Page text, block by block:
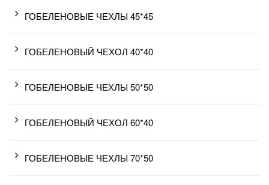
ГОБЕЛЕНОВЫЕ ЧЕХЛЫ 45*45
ГОБЕЛЕНОВЫЙ ЧЕХОЛ 40*40
ГОБЕЛЕНОВЫЕ ЧЕХЛЫ 50*50
ГОБЕЛЕНОВЫЙ ЧЕХОЛ 60*40
ГОБЕЛЕНОВЫЕ ЧЕХЛЫ 70*50